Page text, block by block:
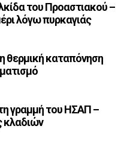
του Προαστιακού –
λόγω πυρκαγιάς
θερμική καταπόνηση
γραμμή του ΗΣΑΠ –
κλαδιών